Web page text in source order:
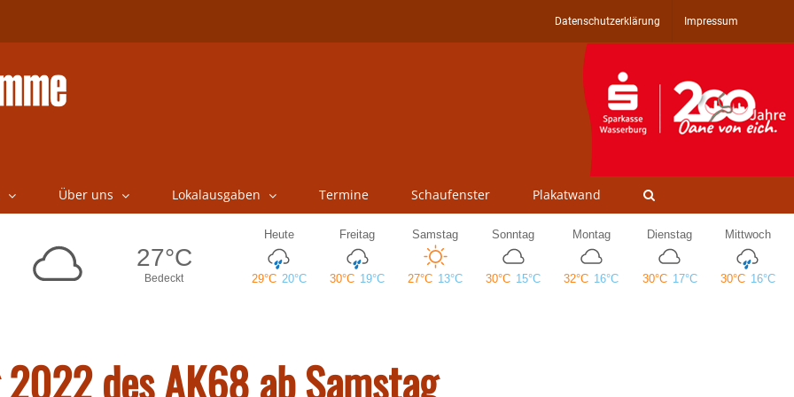
Datenschutzerklärung Impressum
Über uns Lokalausgaben Termine Schaufenster Plakatwand
des AK68 ab Samstag